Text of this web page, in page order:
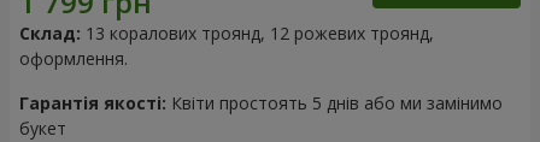
Склад: 13 коралових троянд, 12 рожевих троянд,
оформлення.
Гарантія якості: Квіти простоять 5 днів або ми замінимо
букет